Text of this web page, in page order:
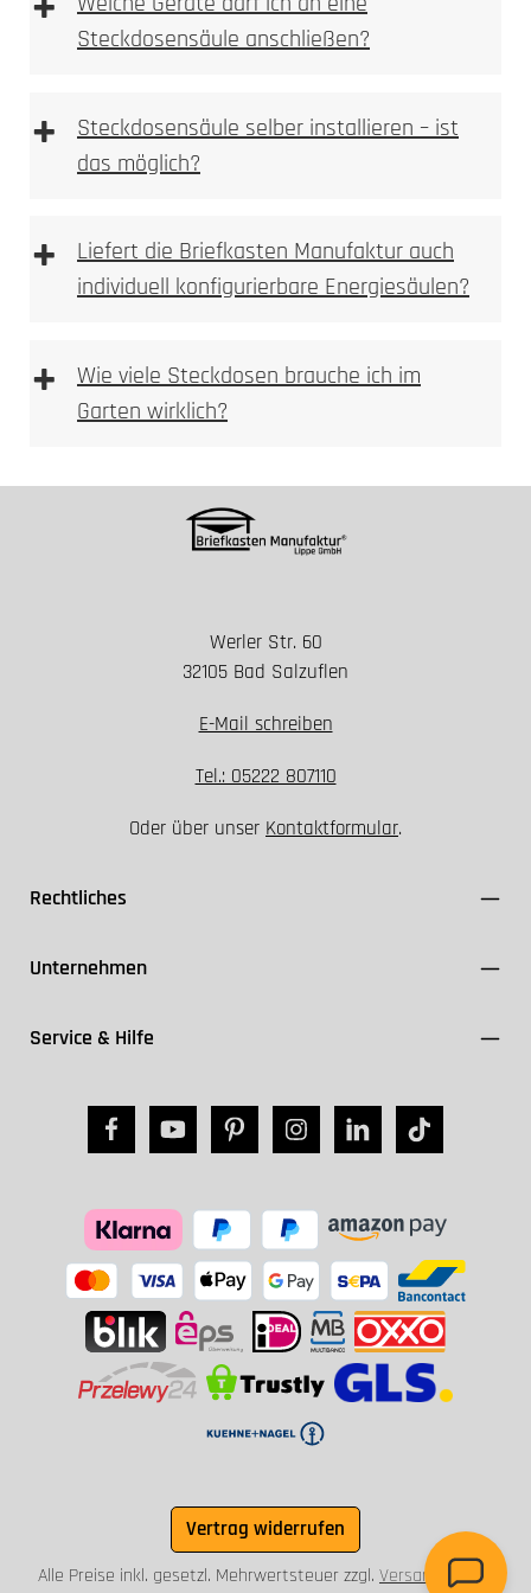
Leitungsschutzschalter
UV-stabile Oberflächen
Steckdosensäule anschließen?
+
Steckdosensäule selber installieren – ist
das möglich?
Installation nur spannungsfrei durchführen
Kabel ausschließlich für den Außenbereich (z. B.
VDE- und Herstellerangaben einhalten
+
Liefert die Briefkasten Manufaktur auch
individuell konfigurierbare Energiesäulen?
+
Wie viele Steckdosen brauche ich im
Garten wirklich?
Werler Str. 60
32105 Bad Salzuflen
E-Mail schreiben
Tel.: 05222 807110
Oder über unser Kontaktformular.
Rechtliches
Unternehmen
Service & Hilfe
Vertrag widerrufen
Alle Preise inkl. gesetzl. Mehrwertsteuer zzgl. Versandkosten